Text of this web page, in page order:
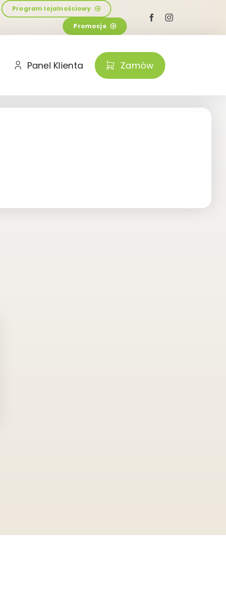
Program lojalnościowy
Promocje
Panel Klienta Zamów